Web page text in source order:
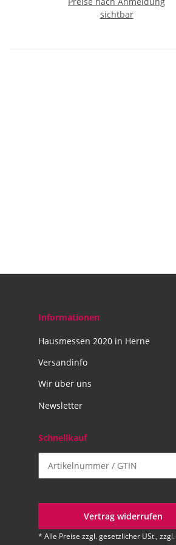
sichtbar
Informationen
Hausmessen 2020 in Herne
Versandinfo
Wir über uns
Newsletter
Schnellkauf
Vertrag widerrufen
* Alle Preise zzgl. gesetzlicher USt., zzgl.